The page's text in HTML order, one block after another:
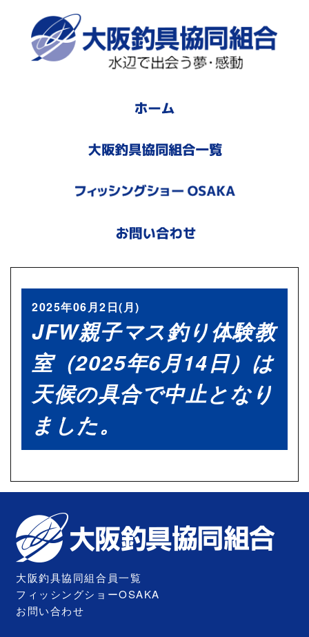
2025年06月2日(月)
JFW親子マス釣り体験教
室（2025年6月14日）は
天候の具合で中止となり
ました。
大阪釣具協同組合員一覧
フィッシングショーOSAKA
お問い合わせ